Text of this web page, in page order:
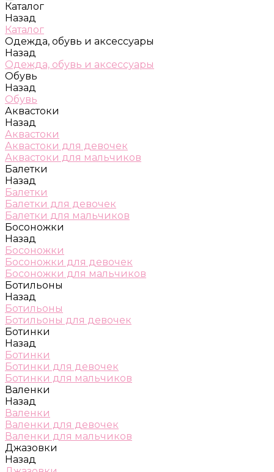
Каталог
Назад
Каталог
Одежда, обувь и аксессуары
Назад
Одежда, обувь и аксессуары
Обувь
Назад
Обувь
Аквастоки
Назад
Аквастоки
Аквастоки для девочек
Аквастоки для мальчиков
Балетки
Назад
Балетки
Балетки для девочек
Балетки для мальчиков
Босоножки
Назад
Босоножки
Босоножки для девочек
Босоножки для мальчиков
Ботильоны
Назад
Ботильоны
Ботильоны для девочек
Ботинки
Назад
Ботинки
Ботинки для девочек
Ботинки для мальчиков
Валенки
Назад
Валенки
Валенки для девочек
Валенки для мальчиков
Джазовки
Назад